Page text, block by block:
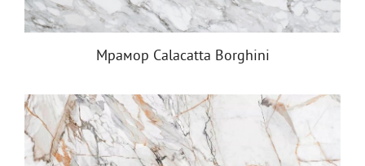
Мрамор Calacatta Borghini